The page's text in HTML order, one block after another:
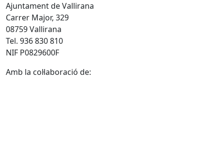
Ajuntament de Vallirana
Carrer Major, 329
08759 Vallirana
Tel. 936 830 810
NIF P0829600F
Amb la col·laboració de: